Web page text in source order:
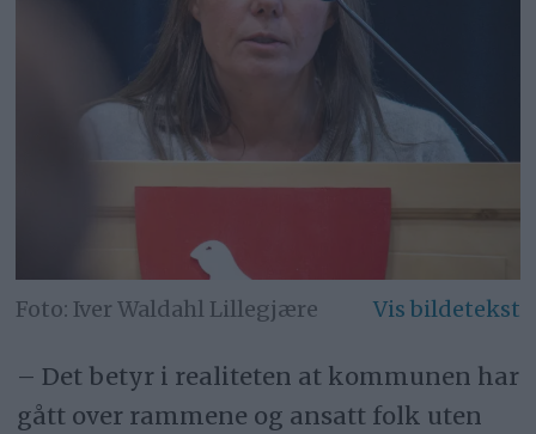
Iver Waldahl Lillegjære
– Det betyr i realiteten at kommunen har
gått over rammene og ansatt folk uten